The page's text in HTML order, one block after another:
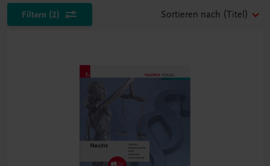
Filtern (2) Sortieren nach (Titel)